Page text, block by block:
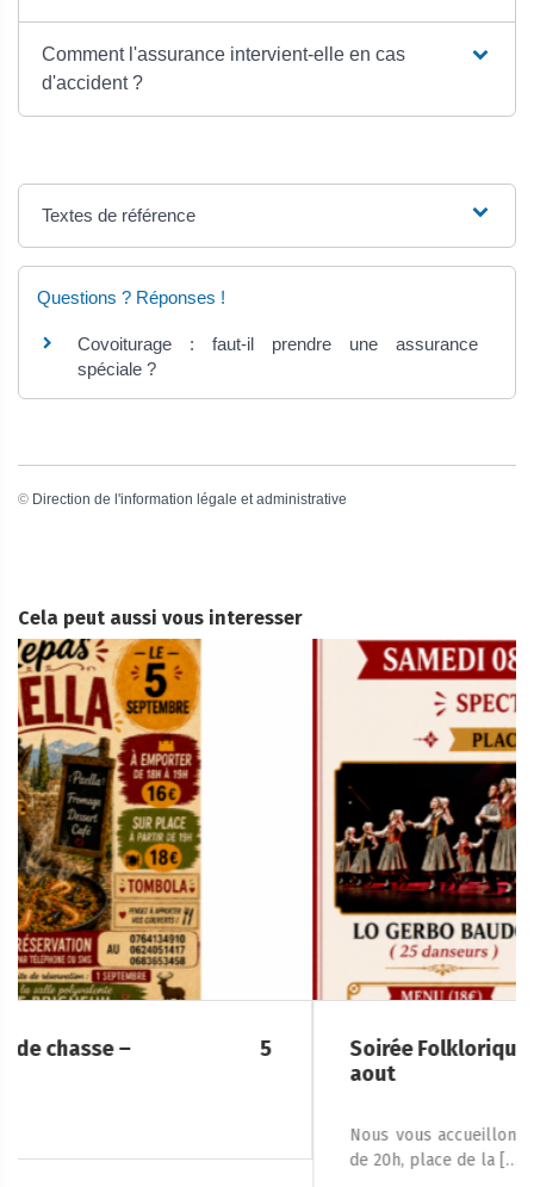
Comment l'assurance intervient-elle en cas
d'accident ?
Textes de référence
Questions ? Réponses !
Covoiturage : faut-il prendre une assurance
spéciale ?
© Direction de l'information légale et administrative
Cela peut aussi vous interesser
Soirée Folklorique – Brigueuil – Samedi 08
Nous vous accueillons le samedi 8 août 2026, à partir
de 20h, place de la […]